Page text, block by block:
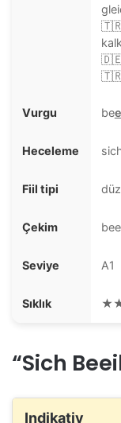
🇹🇷
🇩🇪
🇹🇷
Vurgu be
Heceleme
Fiil tipi
Çekim
Seviye A1
Sıklık
“Sich
Indikativ